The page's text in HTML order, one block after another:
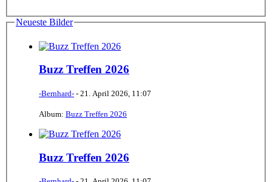
Neueste Bilder
Buzz Treffen 2026
-Bernhard- - 21. April 2026, 11:07
Album: Buzz Treffen 2026
Buzz Treffen 2026